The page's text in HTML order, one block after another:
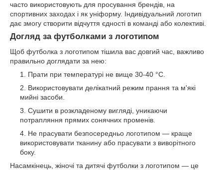
часто використовують для просування брендів, на
спортивних заходах і як уніформу. Індивідуальний логотип
дає змогу створити відчуття єдності в команді або колективі.
Догляд за футболками з логотипом
Щоб футболка з логотипом тішила вас довгий час, важливо
правильно доглядати за нею:
Прати при температурі не вище 30-40 °C.
Використовувати делікатний режим прання та м'які
мийні засоби.
Сушити в розкладеному вигляді, уникаючи
потрапляння прямих сонячних променів.
Не прасувати безпосередньо логотипом — краще
використовувати тканину або прасувати з виворітного
боку.
Насамкінець, жіночі та дитячі футболки з логотипом — це